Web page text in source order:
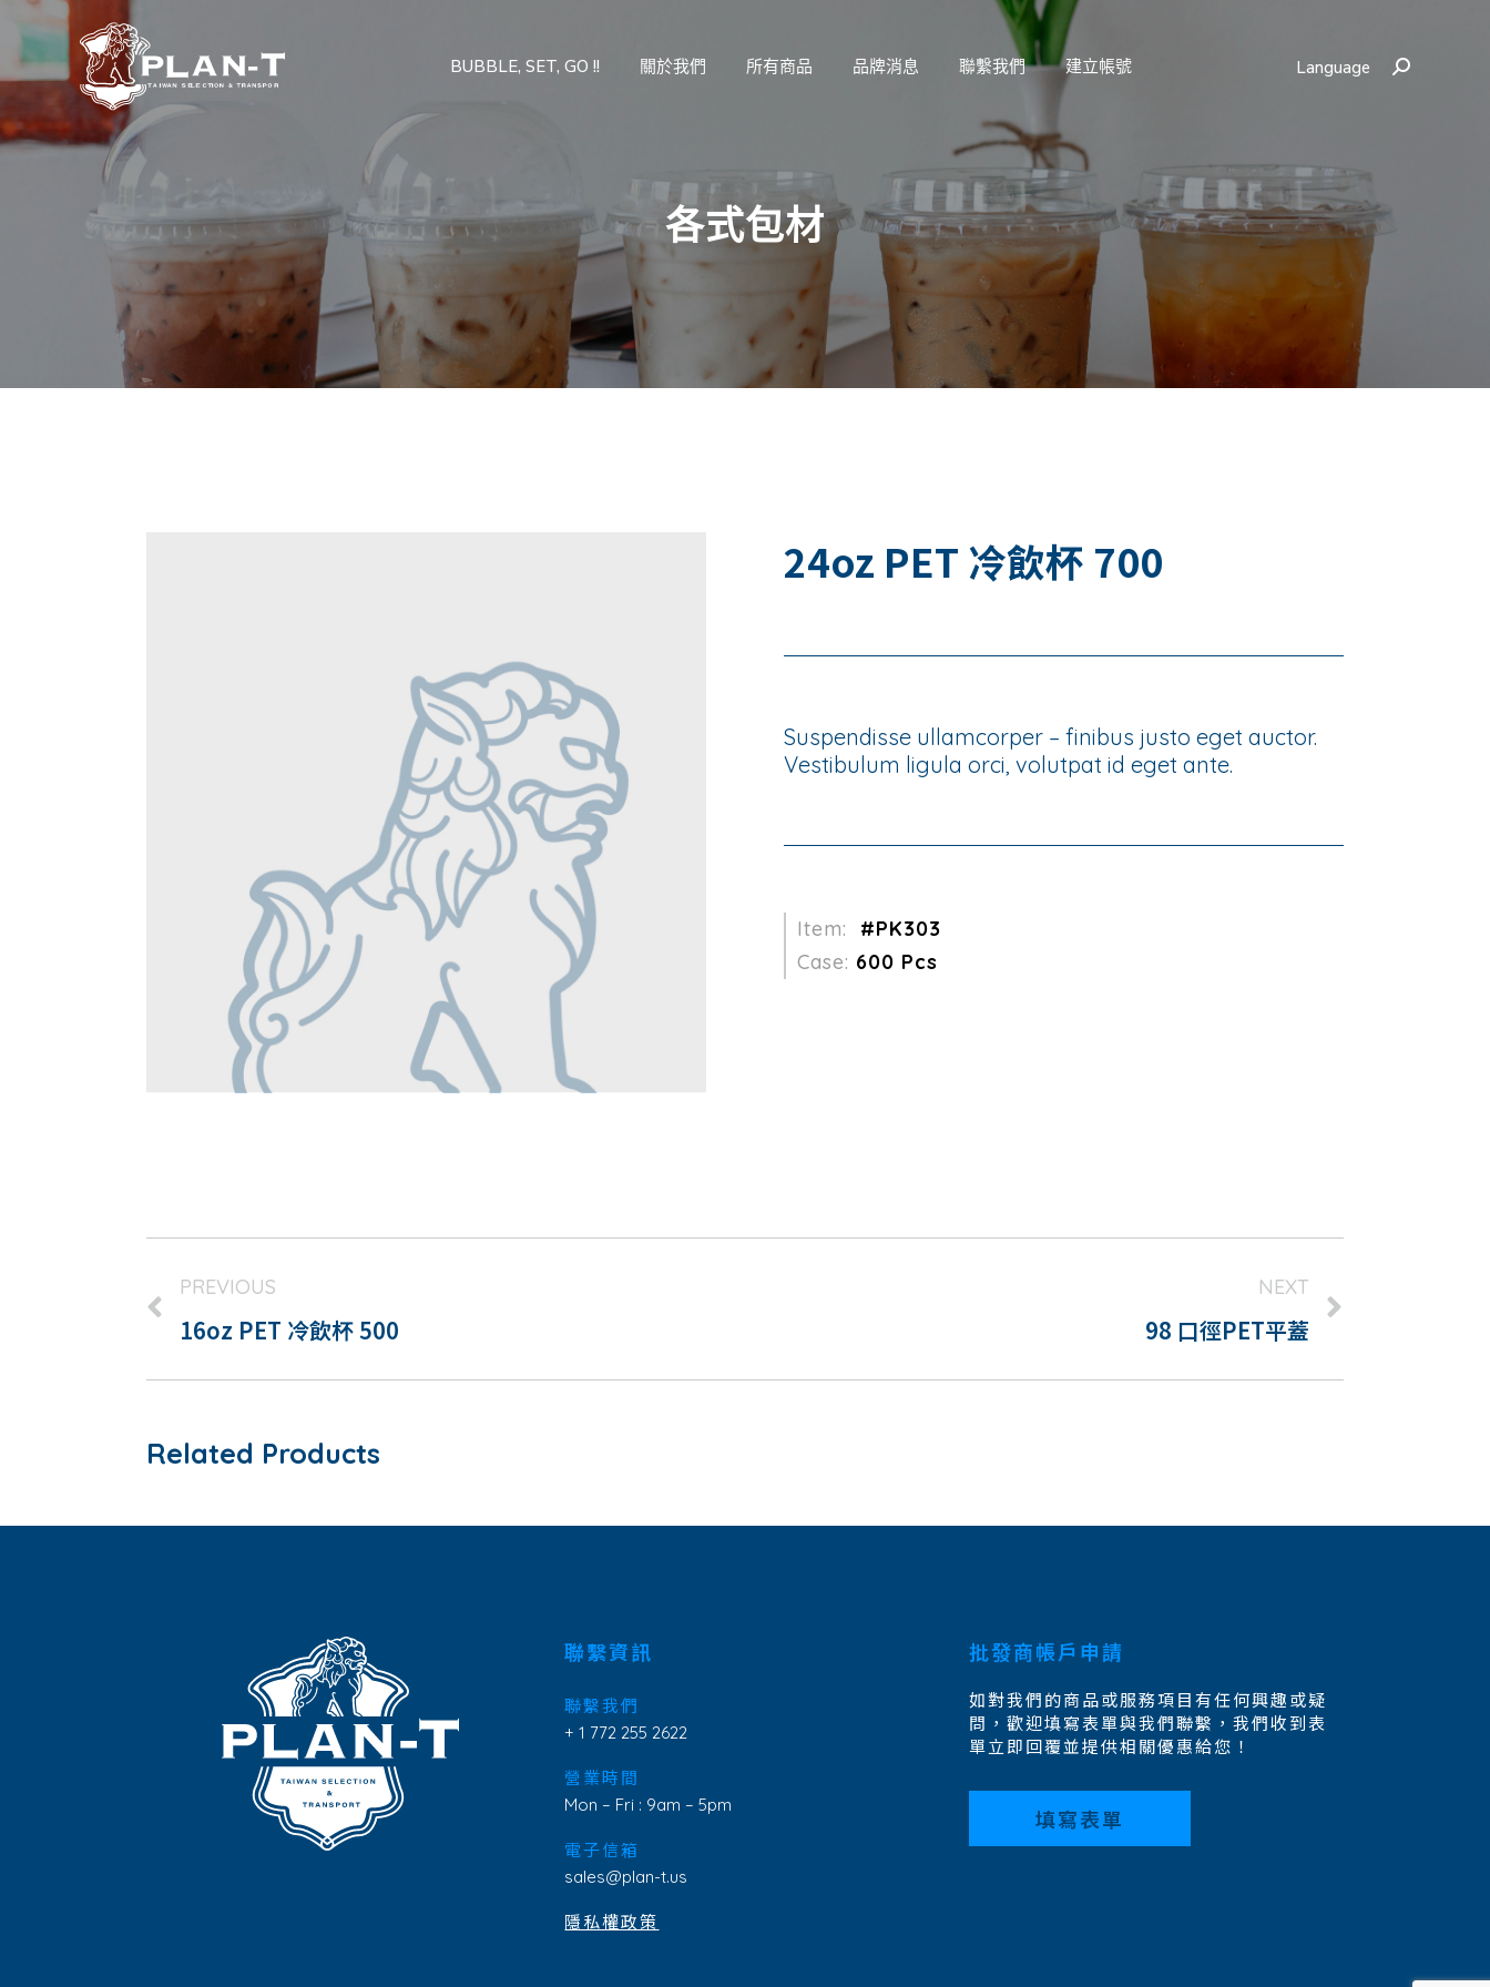
BUBBLE, SET, GO !! 關於我們 所有商品 品牌消息 聯繫我們 建立帳號 Language
各式包材
24oz PET 冷飲杯 700
Suspendisse ullamcorper – finibus justo eget auctor.
Vestibulum ligula orci, volutpat id eget ante.
Item:
#PK303
Case: 600 Pcs
PREVIOUS
16oz PET 冷飲杯 500
NEXT
98 口徑PET平蓋
Related Products
聯繫資訊
聯繫我們
+ 1 772 255 2622
營業時間
Mon – Fri : 9am – 5pm
電子信箱
sales@plan-t.us
隱私權政策
批發商帳戶申請
如對我們的商品或服務項目有任何興趣或疑
問，歡迎填寫表單與我們聯繫，我們收到表
單立即回覆並提供相關優惠給您！
填寫表單